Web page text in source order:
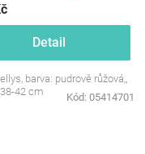
Detail
barva: pudrově růžová,,
42 cm
Kód: 05414701